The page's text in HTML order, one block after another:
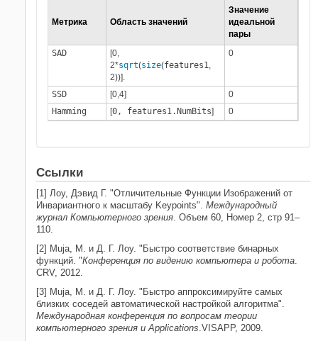
Метрика Область значений
Значение
идеальной
пары
SAD
[0,
2*sqrt(size(features1,
2))].
0
SSD [0,4]
0
Hamming
[0, features1.NumBits] 0
Ссылки
[1] Лоу, Дэвид Г. "Отличительные Функции Изображений от
Инвариантного к масштабу Keypoints". Международный
журнал Компьютерного зрения. Объем 60, Номер 2, стр 91–
110.
[2] Muja, M. и Д. Г. Лоу. "Быстро соответствие бинарных
функций. "Конференция по видению компьютера и робота.
CRV, 2012.
[3] Muja, M. и Д. Г. Лоу. "Быстро аппроксимируйте самых
близких соседей автоматической настройкой алгоритма".
Международная конференция по вопросам теории
компьютерного зрения и Applications.VISAPP, 2009.